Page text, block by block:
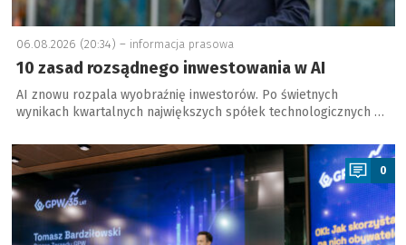
06.08.2026 (20:34) – informacja prasowa
10 zasad rozsądnego inwestowania w AI
AI znowu rozpala wyobraźnię inwestorów. Po świetnych
wynikach kwartalnych największych spółek technologicznych …
a
0